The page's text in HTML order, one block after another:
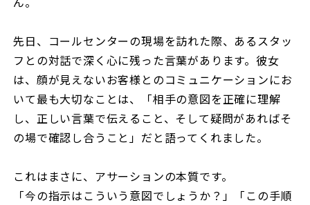
先日、コールセンターの現場を訪れた際、あるスタッ
フとの対話で深く心に残った言葉があります。彼女
は、顔が見えないお客様とのコミュニケーションにお
いて最も大切なことは、「相手の意図を正確に理解
し、正しい言葉で伝えること、そして疑問があればそ
の場で確認し合うこと」だと語ってくれました。
これはまさに、アサーションの本質です。
「今の指示はこういう意図でしょうか？」「この手順